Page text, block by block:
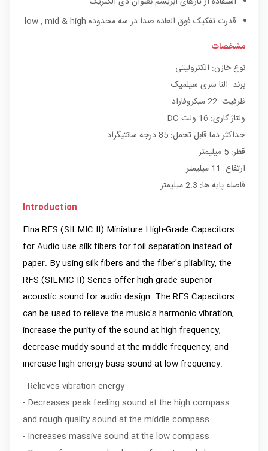
قدرت تفکیک فوق العاده صدا در سه محدوده low , mid & high
مشخصات
نوع خازن: الکترولیتی
برند: النا سری سیلمیک
ظرفیت: 22 میکروفاراد
ولتاژ کاری: 16 ولت DC
حداکثر دما قابل تحمل: 85 درجه سانتیگراد
قطر: 5 میلیمتر
ارتفاع: 11 میلیمتر
فاصله پایه ها: 2.3 میلیمتر
Introduction
Elna RFS (SILMIC II) Miniature High-Grade Capacitors
for Audio use silk fibers for foil separation instead of
paper. By using silk fibers and the fiber's pliability, the
RFS (SILMIC II) Series offer high-grade superior
acoustic sound for audio design. The RFS Capacitors
can be used to relieve the music's harmonic vibration,
increase the purity of the sound at high frequency,
decrease muddy sound at the middle frequency, and
increase high energy bass sound at low frequency.
- Relieves vibration energy
- Decreases peak feeling sound at the high compass
and rough quality sound at the middle compass
- Increases massive sound at the low compass